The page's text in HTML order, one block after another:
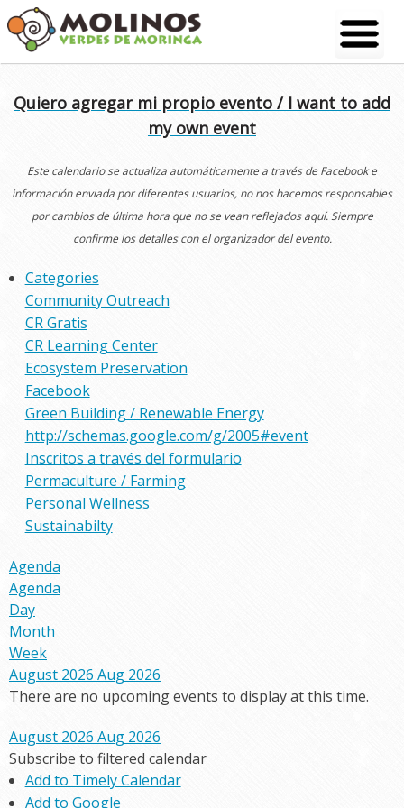
Skip
to
content
Quiero agregar mi propio evento / I want to add
my own event
Este calendario se actualiza automáticamente a través de Facebook e
información enviada por diferentes usuarios, no nos hacemos responsables
por cambios de última hora que no se vean reflejados aquí. Siempre
confirme los detalles con el organizador del evento.
Categories
Community Outreach
CR Gratis
CR Learning Center
Ecosystem Preservation
Facebook
Green Building / Renewable Energy
http://schemas.google.com/g/2005#event
Inscritos a través del formulario
Permaculture / Farming
Personal Wellness
Sustainabilty
Agenda
Agenda
Day
Month
Week
August 2026 Aug 2026
There are no upcoming events to display at this time.
August 2026 Aug 2026
Subscribe to filtered calendar
Add to Timely Calendar
Add to Google